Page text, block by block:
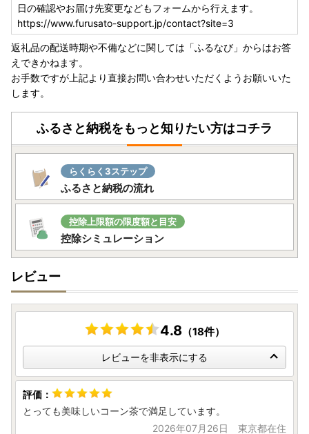
日の確認やお届け先変更などもフォームから行えます。
https://www.furusato-support.jp/contact?site=3
返礼品の配送時期や不備などに関しては「ふるなび」からはお答
えできかねます。
お手数ですが上記より直接お問い合わせいただくようお願いいた
します。
ふるさと納税をもっと知りたい方はコチラ
らくらく3ステップ
ふるさと納税の流れ
控除上限額の限度額と目安
控除シミュレーション
レビュー
4.8（18件）
レビューを非表示にする
とっても美味しいコーン茶で満足しています。
2026年07月26日 東京都在住